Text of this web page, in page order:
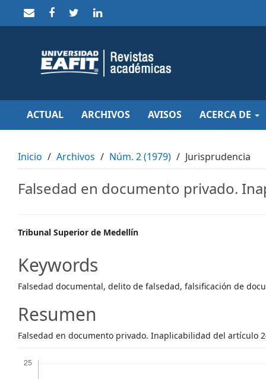
to
Main
Navigation
Content
Sidebar
ACTUAL ARCHIVOS AVISOS ACERCA DE
Inicio Archivos Núm. 2 (1979) Jurisprudencia
Falsedad en documento privado.
Main
Article
Content
Tribunal Superior de Medellín
Keywords
Falsedad documental, delito de falsedad, falsificación de
Resumen
Falsedad en documento privado. Inaplicabilidad del artículo